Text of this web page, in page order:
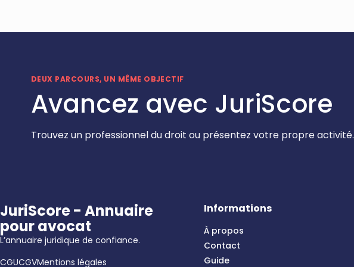
DEUX PARCOURS, UN MÊME OBJECTIF
Avancez avec JuriScore
Trouvez un professionnel du droit ou présentez votre propre activité.
JuriScore - Annuaire
pour avocat
L’annuaire juridique de confiance.
CGUCGVMentions légales
Informations
À propos
Contact
Guide